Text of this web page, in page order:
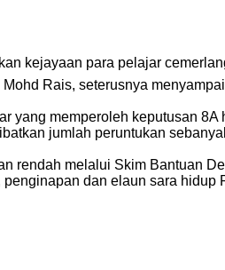
kejayaan para pelajar
Rais, seterusnya
memperoleh keputusan
jumlah peruntukan
rendah melalui Skim Bantuan
dan elaun sara